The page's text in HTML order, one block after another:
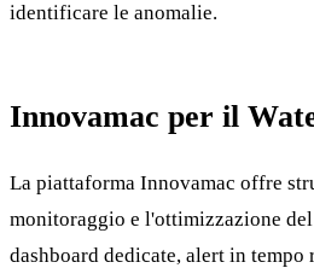
identificare le anomalie.
Innovamac per il
La piattaforma Innovamac offre
monitoraggio e l'ottimizzazione
dashboard dedicate, alert in tempo